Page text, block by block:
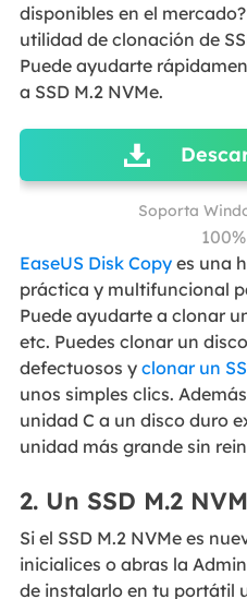
disponibles en el
utilidad de clonación de
Puede ayudarte
a SSD M.2 NVMe.
Soporta
EaseUS Disk Copyes una
práctica y multifuncional
Puede ayudarte a clonar
etc. Puedes clonar un
defectuosos y clonar un
unos simples clics.
unidad C a un disco duro
unidad más grande sin
2. Un SSD M.2
Si el SSD M.2 NVMe es
inicialices o abras la
de instalarlo en tu portátil